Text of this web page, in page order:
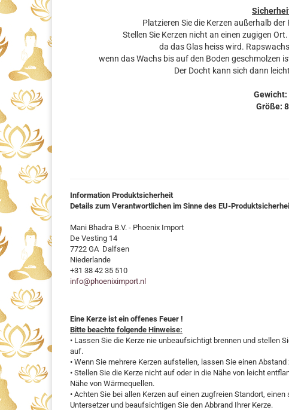
Platzieren Sie die Kerzen außerhalb
Stellen Sie Kerzen nicht an einen zugigen
da das Glas heiss wird.
wenn das Wachs bis auf den Boden geschmolzen
Der Docht kann sich dann
Gewicht:
Größe:
Information Produktsicherheit
Details zum Verantwortlichen im Sinne des EU-
Mani Bhadra B.V. - Phoenix Import
De Vesting 14
7722 GA Dalfsen
Niederlande
+31 38 42 35 510
info@phoeniximport.nl
Eine Kerze ist ein offenes Feuer !
Bitte beachte folgende Hinweise:
• Lassen Sie die Kerze nie unbeaufsichtigt brennen und stellen
auf.
• Wenn Sie mehrere Kerzen aufstellen, lassen Sie einen
• Stellen Sie die Kerze nicht auf oder in die Nähe von leicht
Nähe von Wärmequellen.
• Achten Sie bei allen Kerzen auf einen zugfreien Standort,
Untersetzer und beaufsichtigen Sie den Abbrand Ihrer Kerze.